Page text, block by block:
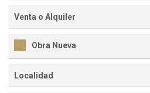
Venta o Alquiler
Obra Nueva
Localidad